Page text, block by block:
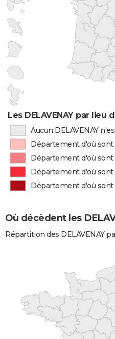
Les DELAVENAY par lieu
Aucun DELAVENAY
Département d'où sont
Département d'où sont
Département d'où sont
Département d'où sont
Où décèdent les
Répartition des DELAVENAY